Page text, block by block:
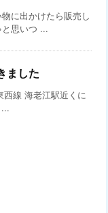
に出かけたら販売し
思いつ ...
ました
線 海老江駅近くに